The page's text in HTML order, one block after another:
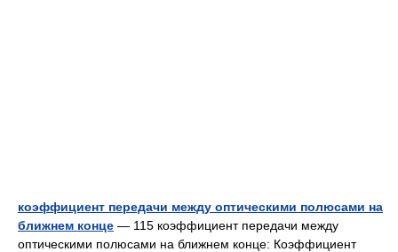
коэффициент передачи между оптическими полюсами на
ближнем конце — 115 коэффициент передачи между
оптическими полюсами на ближнем конце: Коэффициент